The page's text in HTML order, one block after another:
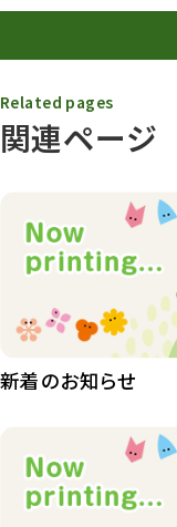
動物園
動物園その他
植物園
植物たち
植物園長の庭
桜情報
紅葉情報
関連ページ
Related pages
新着のお知らせ